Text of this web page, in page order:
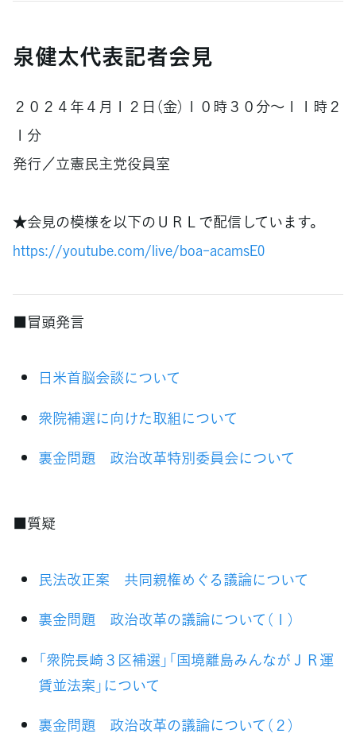
泉健太代表記者会見
２０２４年４月１２日（金）１０時３０分～１１時２
１分
発行／立憲民主党役員室
★会見の模様を以下のＵＲＬで配信しています。
https://youtube.com/live/boa-acamsE0
■冒頭発言
日米首脳会談について
衆院補選に向けた取組について
裏金問題 政治改革特別委員会について
■質疑
民法改正案 共同親権めぐる議論について
裏金問題 政治改革の議論について（１）
「衆院長崎３区補選」「国境離島みんながＪＲ運
賃並法案」について
裏金問題 政治改革の議論について（２）